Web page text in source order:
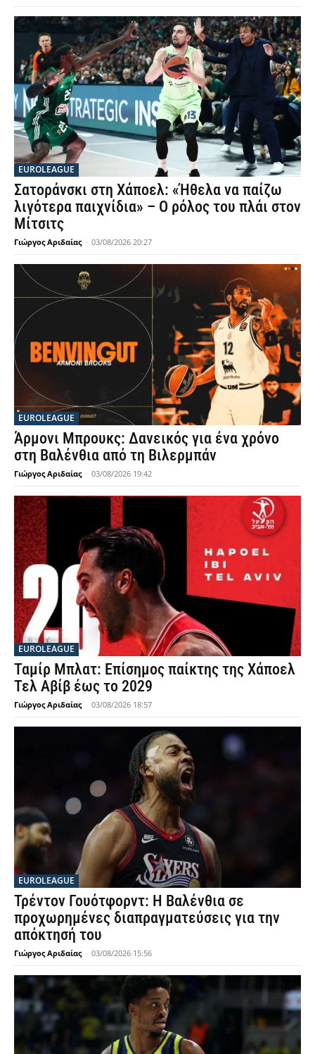
EUROLEAGUE
Σατοράνσκι στη Χάποελ: «Ήθελα να παίζω
λιγότερα παιχνίδια» – Ο ρόλος του πλάι στον
Μίτσιτς
Γιώργος Αριδαίας - 03/08/2026 20:27
EUROLEAGUE
Άρμονι Μπρουκς: Δανεικός για ένα χρόνο
στη Βαλένθια από τη Βιλερμπάν
Γιώργος Αριδαίας - 03/08/2026 19:42
EUROLEAGUE
Ταμίρ Μπλατ: Επίσημος παίκτης της Χάποελ
Τελ Αβίβ έως το 2029
Γιώργος Αριδαίας - 03/08/2026 18:57
EUROLEAGUE
Τρέντον Γουότφορντ: Η Βαλένθια σε
προχωρημένες διαπραγματεύσεις για την
απόκτησή του
Γιώργος Αριδαίας - 03/08/2026 15:56